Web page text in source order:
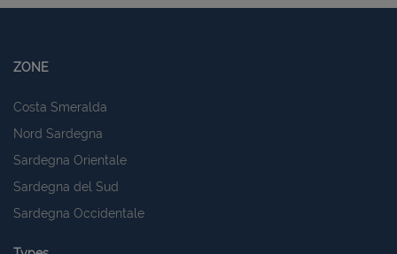
ZONE
Costa Smeralda
Nord Sardegna
Sardegna Orientale
Sardegna del Sud
Sardegna Occidentale
cookie strettamente necessari.
Nome
PHPSESSID